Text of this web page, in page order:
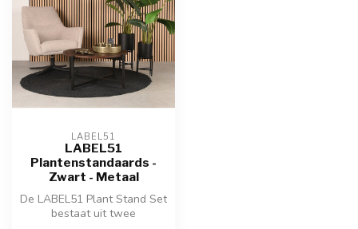
LABEL51
LABEL51
Plantenstandaards -
Zwart - Metaal
De LABEL51 Plant Stand Set
bestaat uit twee